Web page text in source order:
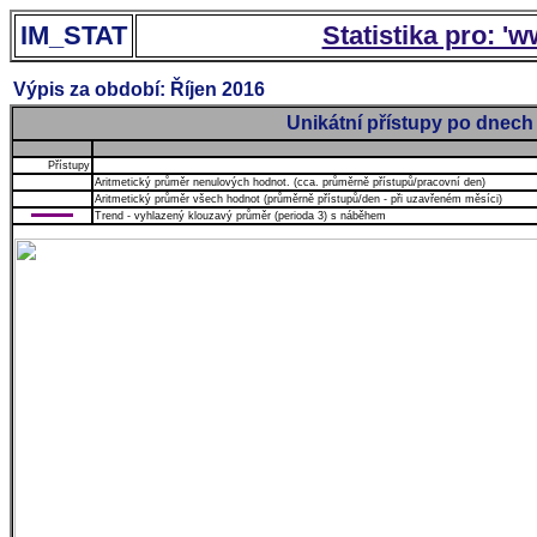
IM_STAT Statistika pro:
Výpis za období: Říjen 2016
Unikátní přístupy po dnech
Přístupy
Aritmetický průměr nenulových hodnot. (cca. průměrně přístupů/pracovní den)
Aritmetický průměr všech hodnot (průměrně přístupů/den - při uzavřeném měsíci)
Trend - vyhlazený klouzavý průměr (perioda 3) s náběhem